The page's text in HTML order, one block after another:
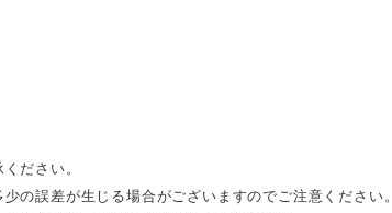
ださい。
の誤差が生じる場合がございますのでご注意ください。